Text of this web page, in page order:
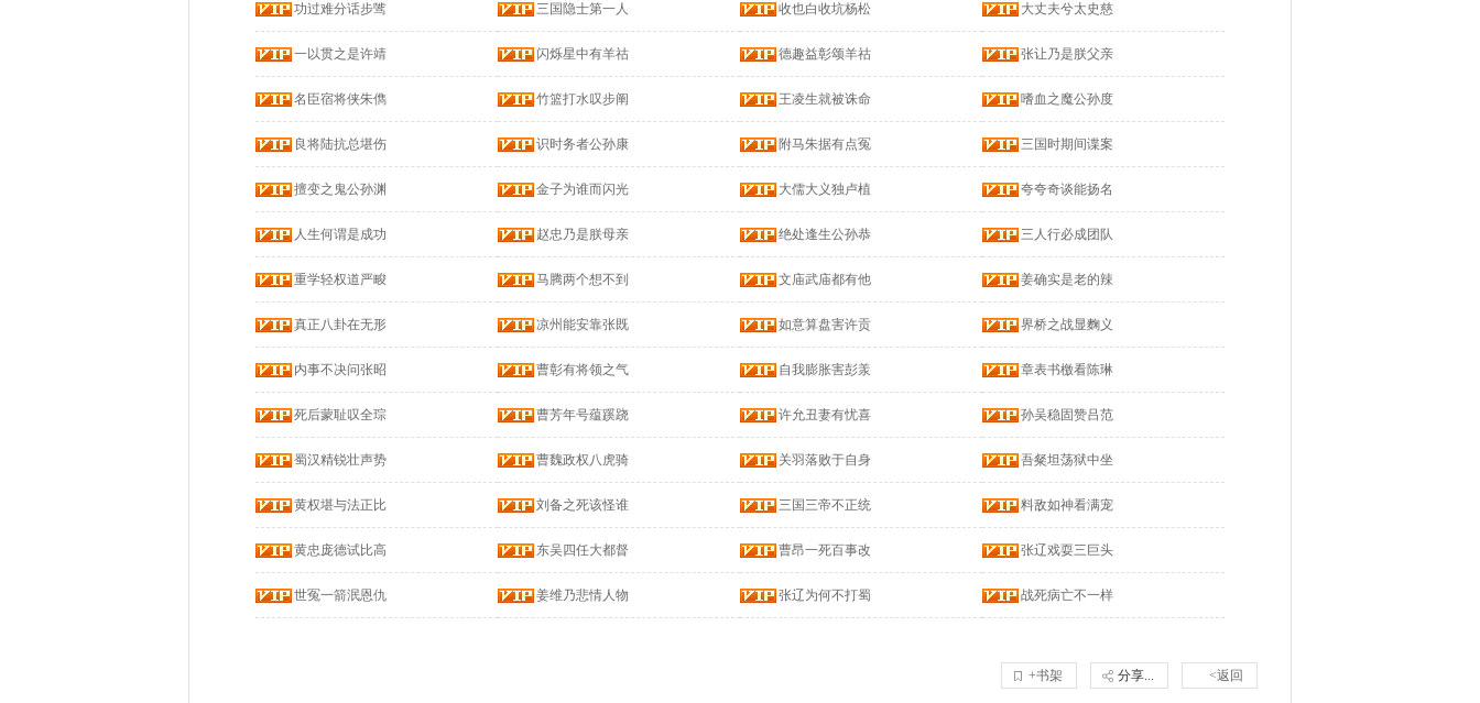
功过难分话步骘 三国隐士第一人 收也白收坑杨松 大丈夫兮太史慈
一以贯之是许靖 闪烁星中有羊祜 德趣益彰颂羊祜 张让乃是朕父亲
名臣宿将侠朱儁 竹篮打水叹步阐 王凌生就被诛命 嗜血之魔公孙度
良将陆抗总堪伤 识时务者公孙康 附马朱据有点冤 三国时期间谍案
擅变之鬼公孙渊 金子为谁而闪光 大儒大义独卢植 夸夸奇谈能扬名
人生何谓是成功 赵忠乃是朕母亲 绝处逢生公孙恭 三人行必成团队
重学轻权道严畯 马腾两个想不到 文庙武庙都有他 姜确实是老的辣
真正八卦在无形 凉州能安靠张既 如意算盘害许贡 界桥之战显麴义
内事不决问张昭 曹彰有将领之气 自我膨胀害彭羕 章表书檄看陈琳
死后蒙耻叹全琮 曹芳年号蕴蹊跷 许允丑妻有忧喜 孙吴稳固赞吕范
蜀汉精锐壮声势 曹魏政权八虎骑 关羽落败于自身 吾粲坦荡狱中坐
黄权堪与法正比 刘备之死该怪谁 三国三帝不正统 料敌如神看满宠
黄忠庞德试比高 东吴四任大都督 曹昂一死百事改 张辽戏耍三巨头
世冤一箭泯恩仇 姜维乃悲情人物 张辽为何不打蜀 战死病亡不一样
<返回
分享...
+书架